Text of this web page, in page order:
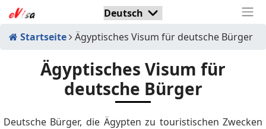
Startseite Ägyptisches Visum für deutsche Bürger
Ägyptisches Visum für
deutsche Bürger
Deutsche Bürger, die Ägypten zu touristischen Zwecken